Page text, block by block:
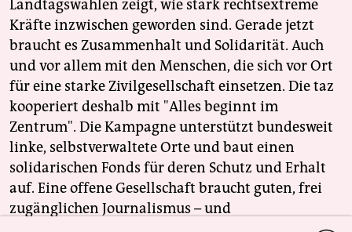
Landtagswahlen zeigt, wie stark rechtsextreme
Kräfte inzwischen geworden sind. Gerade jetzt
braucht es Zusammenhalt und Solidarität. Auch
und vor allem mit den Menschen, die sich vor Ort
für eine starke Zivilgesellschaft einsetzen. Die taz
kooperiert deshalb mit "Alles beginnt im
Zentrum". Die Kampagne unterstützt bundesweit
linke, selbstverwaltete Orte und baut einen
solidarischen Fonds für deren Schutz und Erhalt
auf. Eine offene Gesellschaft braucht guten, frei
zugänglichen Journalismus – und